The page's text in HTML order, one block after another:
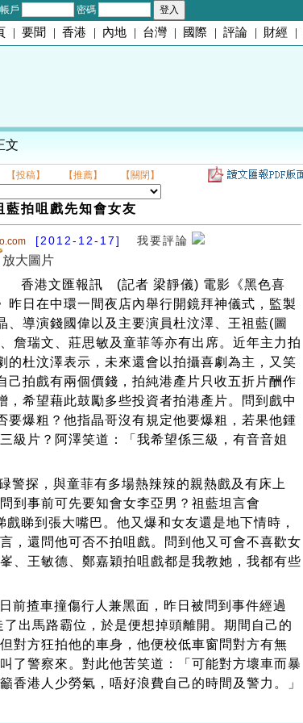
帳戶 密碼
| 要聞 | 香港 | 內地 | 台灣 | 國際 | 評論 | 財經 |
文
【投稿】 【推薦】 【關閉】
藍拍咀戲先知會女友
[2012-12-17] 我要評論
放大圖片
香港文匯報訊 (記者 梁靜儀) 電影《黑色喜
昨日在中環一間夜店內舉行開鏡拜神儀式，監製
、導演錢國偉以及主要演員杜汶澤、王祖藍(圖
詹瑞文、莊思敏及童菲等亦有出席。近年主力拍
的杜汶澤表示，未來還會以拍攝喜劇為主，又笑
己拍戲有兩個價錢，拍純港產片只收五折片酬作
，希望藉此鼓勵多些投資者拍港產片。問到戲中
要爆粗？他指晶哥沒有規定他要爆粗，若果他鍾
級片？阿澤笑道：「我希望係三級，有音音姐
警探，與童菲有多場熱辣辣的親熱戲及有床上
到事前可先要知會女李亞男？祖藍坦言會
睇到張大嘴巴。他又爆和女友還是地下情時，
，還問他可否不拍咀戲。問到他又可會不喜歡女
、王敏德、鄭嘉穎拍咀戲都是我教她，我都有些
前揸車撞傷行人兼黑面，昨日被問到事件經過
出馬路霸位，於是便想掉頭離開。期間自己的
對方狂拍他的車身，他便校低車窗問對方有無
了警察來。對此他苦笑道：「可能對方壞車而暴
香港人少勞氣，唔好浪費自己的時間及警力。」